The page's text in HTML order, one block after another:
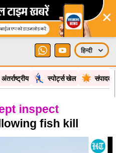
×
अंतर्राष्ट्रीय स्पोर्ट्स खेल
inspect
fish kill